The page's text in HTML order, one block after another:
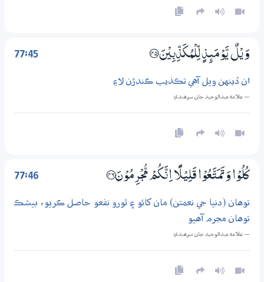
77:45 وَيْلٌ يَّوْمَىِٕذٍ لِّلْمُكَذِّبِيْنَ ؀45
ان ڏينهن ويل آهي تڪذيب ڪندڙن لاءِ
— علامه عبدالوحيد جان سرھندي
77:46 كُلُوْا وَتَمَتَّعُوْا قَلِيْلًا اِنَّكُمْ مُّجْرِمُوْنَ ؀46
توهان (دنيا جي نعمتن) مان کائو ۽ ٿورو نفعو حاصل ڪريو، بيشڪ
توهان مجرم آهيو
— علامه عبدالوحيد جان سرھندي